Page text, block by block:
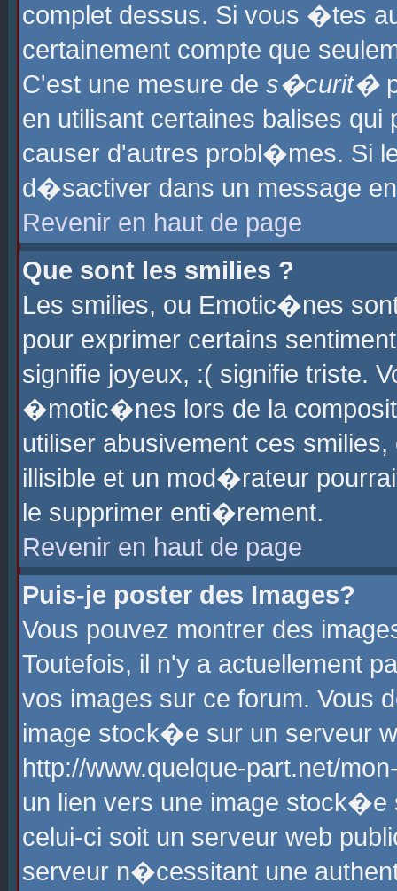
complet dessus. Si vous �tes
certainement compte que
C'est une mesure de s�curit�
en utilisant certaines balises
causer d'autres probl�mes. Si
d�sactiver dans un message
Revenir en haut de page
Que sont les smilies ?
Les smilies, ou Emotic�nes
pour exprimer certains
signifie joyeux, :( signifie triste.
�motic�nes lors de la
utiliser abusivement ces
illisible et un mod�rateur
le supprimer enti�rement.
Revenir en haut de page
Puis-je poster des Images?
Vous pouvez montrer des
Toutefois, il n'y a actuellement
vos images sur ce forum. Vous
image stock�e sur un serveur
http://www.quelque-part.net/
un lien vers une image
celui-ci soit un serveur web
serveur n�cessitant une